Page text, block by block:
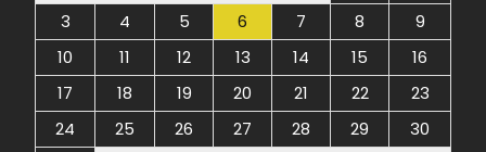
3
4 5 6 7 8
9
10
11 12 13 14 15
16
17
18 19 20 21 22
23
24
25 26 27 28 29
30